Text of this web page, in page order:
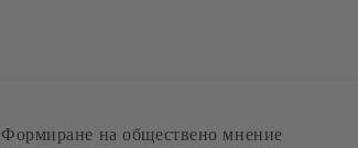
Формиране на обществено мнение